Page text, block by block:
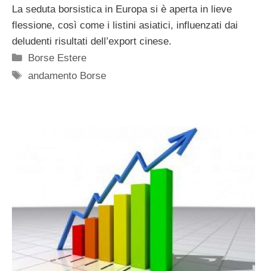
La seduta borsistica in Europa si è aperta in lieve
flessione, così come i listini asiatici, influenzati dai
deludenti risultati dell’export cinese.
Categorie
Borse Estere
Tag
andamento Borse